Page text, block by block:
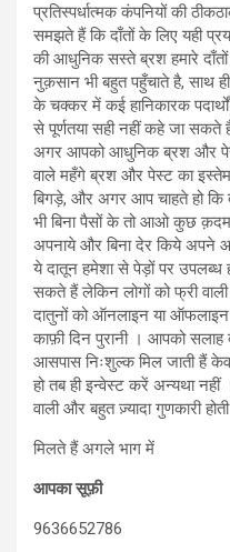
प्रतिस्पर्धात्मक कंपनियों की
समझते हैं कि दाँतों के लिए यही
की आधुनिक सस्ते ब्रश हमारे
नुक़सान भी बहुत पहुँचाते है, साथ
के चक्कर में कई हानिकारक
से पूर्णतया सही नहीं कहे जा सकते
अगर आपको आधुनिक ब्रश और
वाले महँगे ब्रश और पेस्ट का
बिगड़े, और अगर आप चाहते हो कि
भी बिना पैसों के तो आओ कुछ
अपनाये और बिना देर किये अपने
ये दातून हमेशा से पेड़ों पर उपलब्ध
सकते हैं लेकिन लोगों को फ्री वाली
दातुनों को ऑनलाइन या
काफ़ी दिन पुरानी । आपको सलाह
आसपास निःशुल्क मिल जाती हैं
हो तब ही इन्वेस्ट करें अन्यथा
वाली और बहुत ज़्यादा गुणकारी
मिलते हैं अगले भाग में
आपका सूफ़ी
9636652786